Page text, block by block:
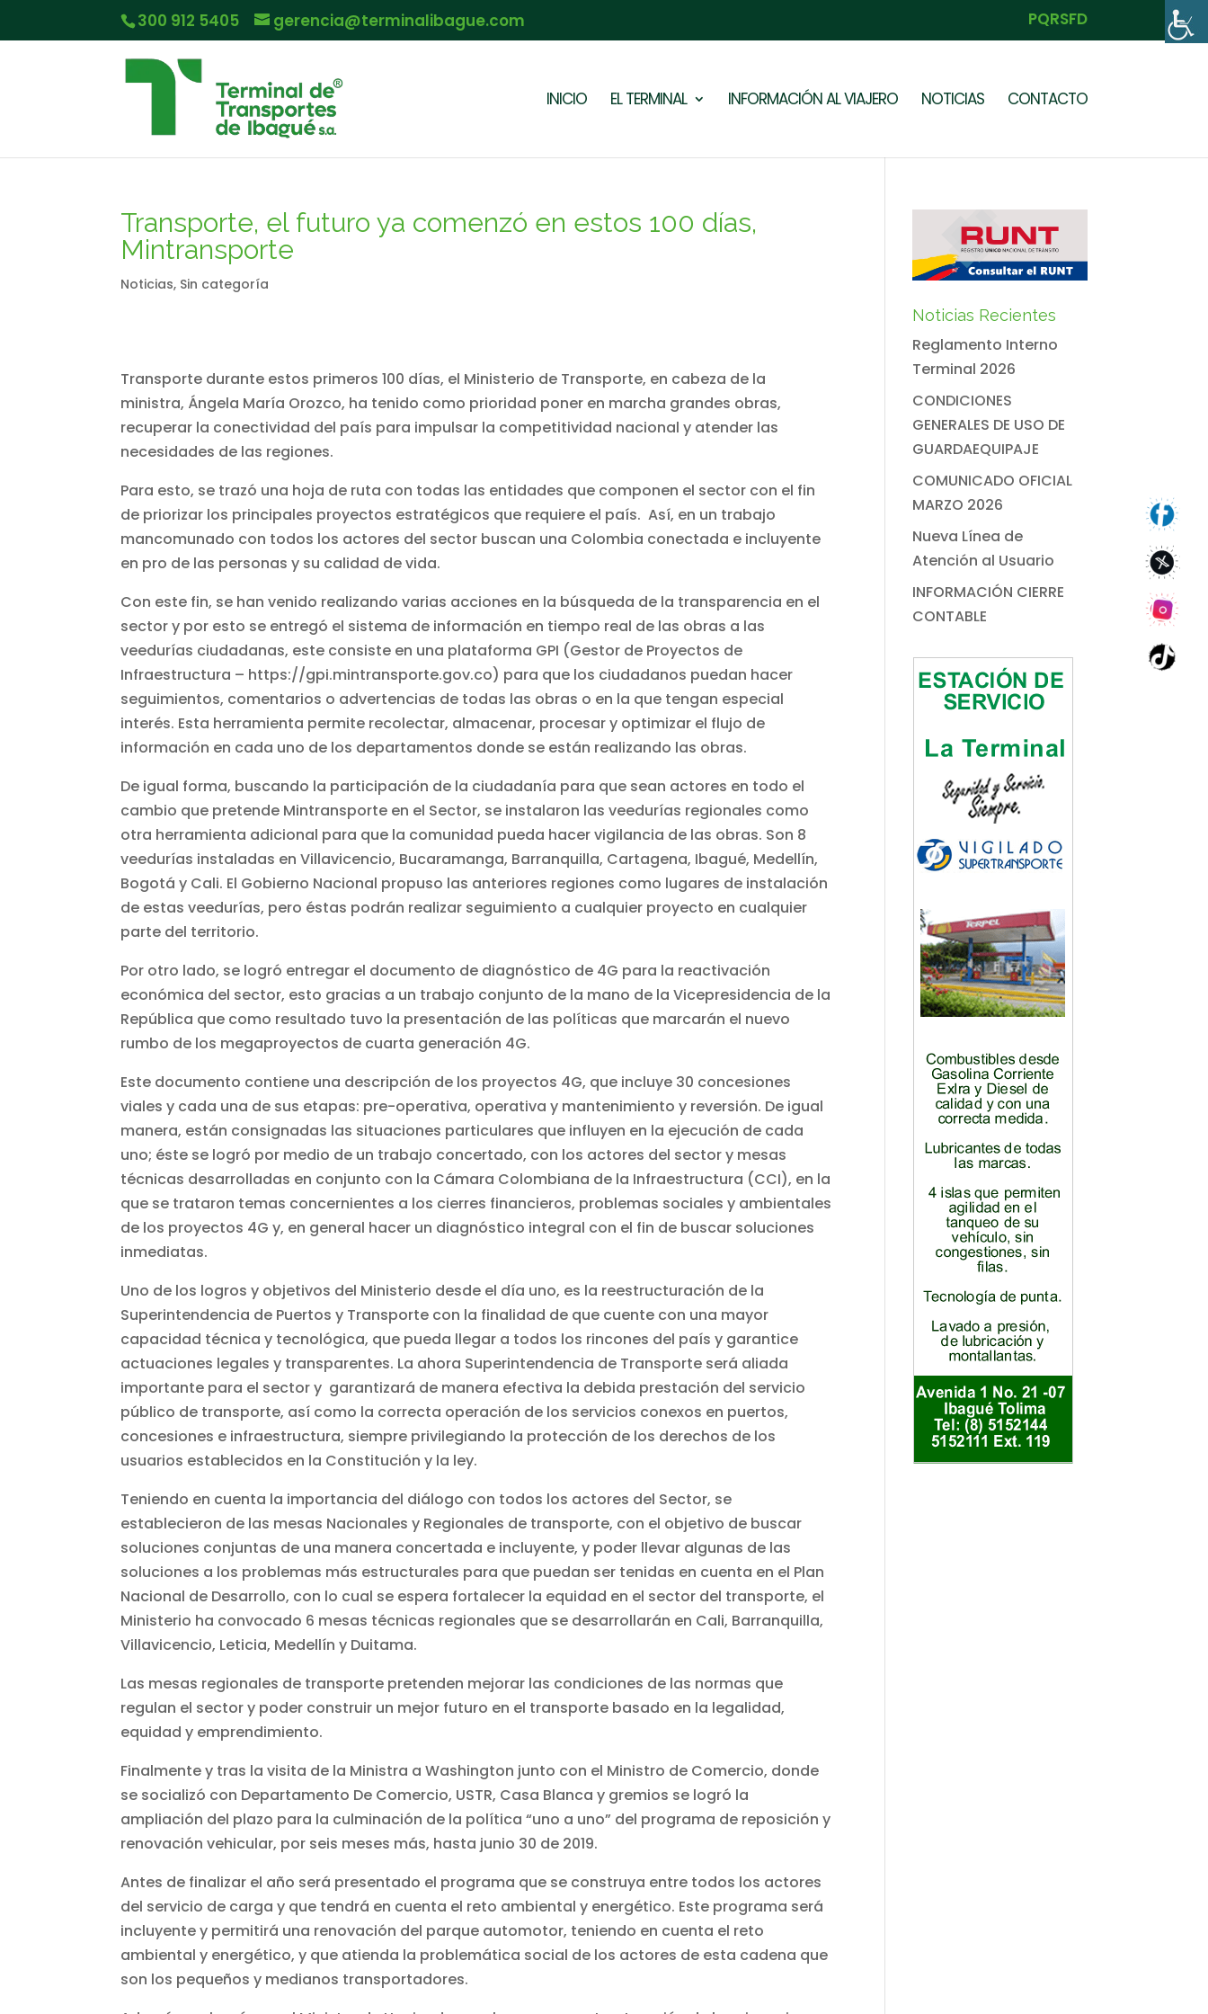
300 912 5405 gerencia@terminalibague.com PQRSFD
INICIO EL TERMINAL INFORMACIÓN AL VIAJERO NOTICIAS CONTACTO
Transporte, el futuro ya comenzó en estos 100 días,
Mintransporte
Noticias, Sin categoría
Transporte durante estos primeros 100 días, el Ministerio de Transporte, en cabeza de la
ministra, Ángela María Orozco, ha tenido como prioridad poner en marcha grandes obras,
recuperar la conectividad del país para impulsar la competitividad nacional y atender las
necesidades de las regiones.
Para esto, se trazó una hoja de ruta con todas las entidades que componen el sector con el fin
de priorizar los principales proyectos estratégicos que requiere el país. Así, en un trabajo
mancomunado con todos los actores del sector buscan una Colombia conectada e incluyente
en pro de las personas y su calidad de vida.
Con este fin, se han venido realizando varias acciones en la búsqueda de la transparencia en el
sector y por esto se entregó el sistema de información en tiempo real de las obras a las
veedurías ciudadanas, este consiste en una plataforma GPI (Gestor de Proyectos de
Infraestructura – https://gpi.mintransporte.gov.co) para que los ciudadanos puedan hacer
seguimientos, comentarios o advertencias de todas las obras o en la que tengan especial
interés. Esta herramienta permite recolectar, almacenar, procesar y optimizar el flujo de
información en cada uno de los departamentos donde se están realizando las obras.
De igual forma, buscando la participación de la ciudadanía para que sean actores en todo el
cambio que pretende Mintransporte en el Sector, se instalaron las veedurías regionales como
otra herramienta adicional para que la comunidad pueda hacer vigilancia de las obras. Son 8
veedurías instaladas en Villavicencio, Bucaramanga, Barranquilla, Cartagena, Ibagué, Medellín,
Bogotá y Cali. El Gobierno Nacional propuso las anteriores regiones como lugares de instalación
de estas veedurías, pero éstas podrán realizar seguimiento a cualquier proyecto en cualquier
parte del territorio.
Por otro lado, se logró entregar el documento de diagnóstico de 4G para la reactivación
económica del sector, esto gracias a un trabajo conjunto de la mano de la Vicepresidencia de la
República que como resultado tuvo la presentación de las políticas que marcarán el nuevo
rumbo de los megaproyectos de cuarta generación 4G.
Este documento contiene una descripción de los proyectos 4G, que incluye 30 concesiones
viales y cada una de sus etapas: pre-operativa, operativa y mantenimiento y reversión. De igual
manera, están consignadas las situaciones particulares que influyen en la ejecución de cada
uno; éste se logró por medio de un trabajo concertado, con los actores del sector y mesas
técnicas desarrolladas en conjunto con la Cámara Colombiana de la Infraestructura (CCI), en la
que se trataron temas concernientes a los cierres financieros, problemas sociales y ambientales
de los proyectos 4G y, en general hacer un diagnóstico integral con el fin de buscar soluciones
inmediatas.
Uno de los logros y objetivos del Ministerio desde el día uno, es la reestructuración de la
Superintendencia de Puertos y Transporte con la finalidad de que cuente con una mayor
capacidad técnica y tecnológica, que pueda llegar a todos los rincones del país y garantice
actuaciones legales y transparentes. La ahora Superintendencia de Transporte será aliada
importante para el sector y garantizará de manera efectiva la debida prestación del servicio
público de transporte, así como la correcta operación de los servicios conexos en puertos,
concesiones e infraestructura, siempre privilegiando la protección de los derechos de los
usuarios establecidos en la Constitución y la ley.
Teniendo en cuenta la importancia del diálogo con todos los actores del Sector, se
establecieron de las mesas Nacionales y Regionales de transporte, con el objetivo de buscar
soluciones conjuntas de una manera concertada e incluyente, y poder llevar algunas de las
soluciones a los problemas más estructurales para que puedan ser tenidas en cuenta en el Plan
Nacional de Desarrollo, con lo cual se espera fortalecer la equidad en el sector del transporte, el
Ministerio ha convocado 6 mesas técnicas regionales que se desarrollarán en Cali, Barranquilla,
Villavicencio, Leticia, Medellín y Duitama.
Las mesas regionales de transporte pretenden mejorar las condiciones de las normas que
regulan el sector y poder construir un mejor futuro en el transporte basado en la legalidad,
equidad y emprendimiento.
Finalmente y tras la visita de la Ministra a Washington junto con el Ministro de Comercio, donde
se socializó con Departamento De Comercio, USTR, Casa Blanca y gremios se logró la
ampliación del plazo para la culminación de la política “uno a uno” del programa de reposición y
renovación vehicular, por seis meses más, hasta junio 30 de 2019.
Antes de finalizar el año será presentado el programa que se construya entre todos los actores
del servicio de carga y que tendrá en cuenta el reto ambiental y energético. Este programa será
incluyente y permitirá una renovación del parque automotor, teniendo en cuenta el reto
ambiental y energético, y que atienda la problemática social de los actores de esta cadena que
son los pequeños y medianos transportadores.
Noticias Recientes
Reglamento Interno
Terminal 2026
CONDICIONES
GENERALES DE USO DE
GUARDAEQUIPAJE
COMUNICADO OFICIAL
MARZO 2026
Nueva Línea de
Atención al Usuario
INFORMACIÓN CIERRE
CONTABLE